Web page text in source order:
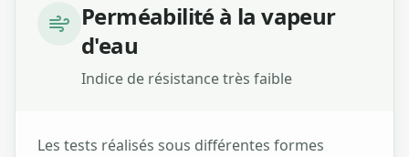
Perméabilité à la vapeur
d'eau
Indice de résistance très faible
Les tests réalisés sous différentes formes